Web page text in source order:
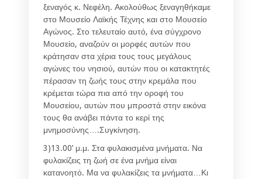
ξεναγός κ. Νεφέλη. Ακολούθως ξεναγηθήκαμε
στο Μουσείο Λαϊκής Τέχνης και στο Μουσείο
Αγώνος. Στο τελευταίο αυτό, ένα σύγχρονο
Μουσείο, αναζούν οι μορφές αυτών που
κράτησαν στα χέρια τους τους μεγάλους
αγώνες του νησιού, αυτών που οι κατακτητές
πέρασαν τη ζωής τους στην κρεμάλα που
κρέμεται τώρα πια από την οροφή του
Μουσείου, αυτών που μπροστά στην εικόνα
τους θα ανάβει πάντα το κερί της
μνημοσύνης….Συγκίνηση.
3)13.00’ μ.μ. Στα φυλακισμένα μνήματα. Να
φυλακίζεις τη ζωή σε ένα μνήμα είναι
κατανοητό. Μα να φυλακίζεις τα μνήματα…Κι